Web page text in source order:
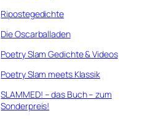
Ripostegedichte
Die Oscarballaden
Poetry Slam Gedichte & Videos
Poetry Slam meets Klassik
SLAMMED! – das Buch – zum
Sonderpreis!